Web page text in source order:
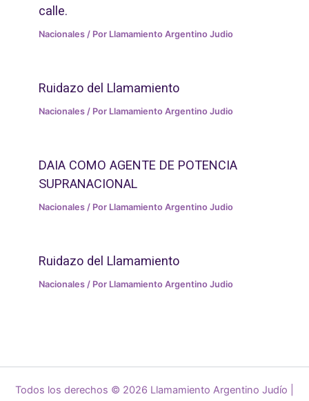
calle.
Nacionales / Por Llamamiento Argentino Judio
Ruidazo del Llamamiento
Nacionales / Por Llamamiento Argentino Judio
DAIA COMO AGENTE DE POTENCIA
SUPRANACIONAL
Nacionales / Por Llamamiento Argentino Judio
Ruidazo del Llamamiento
Nacionales / Por Llamamiento Argentino Judio
Todos los derechos © 2026 Llamamiento Argentino Judío |